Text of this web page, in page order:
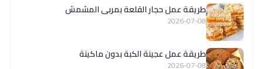
طريقة عمل حجار القلعة بمربى المشمش
2026-07-08
طريقة عمل عجينة الكبة بدون ماكينة
2026-07-08